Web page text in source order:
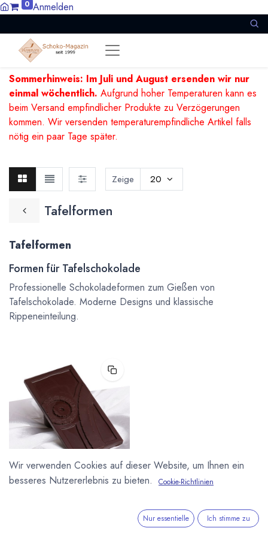
0 Anmelden
Sommerhinweis: Im Juli und August ersenden wir nur
einmal wöchentlich. Aufgrund hoher Temperaturen kann es
beim Versand empfindlicher Produkte zu Verzögerungen
kommen. Wir versenden temperaturempfindliche Artikel falls
nötig ein paar Tage später.
Tafelformen
Zeige 20
Tafelformen
Formen für Tafelschokolade
Professionelle Schokoladeformen zum Gießen von
Tafelschokolade. Moderne Designs und klassische
Rippeneinteilung.
GEBRAUCHTE Tafelform
Wir verwenden Cookies auf dieser Website, um Ihnen ein
besseres Nutzererlebnis zu bieten.
Cookie-Richtlinien
Nur essentielle Ich stimme zu